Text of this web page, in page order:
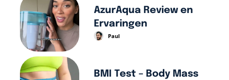
AzurAqua Review en
Ervaringen
Paul
BMI Test – Body Mass